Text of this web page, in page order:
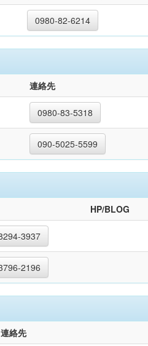
0980-82-6214
連絡先
0980-83-5318
090-5025-5599
HP/BLOG
3937
2196
連絡先